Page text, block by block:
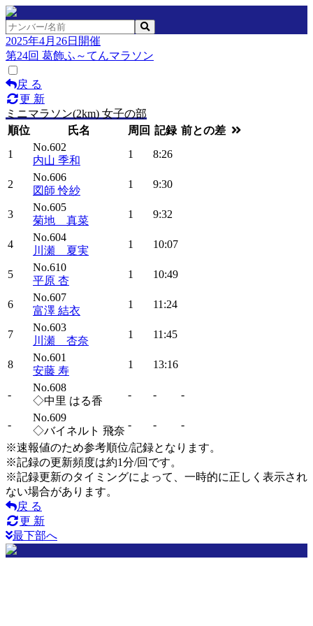
2025年4月26日開催
第24回 葛飾ふ～てんマラソン
戻 る
更 新
ミニマラソン(2km) 女子の部
順位
氏名 周回 記録 前との差
1
No.602
内山 季和
1 8:26
2
No.606
図師 怜紗
1 9:30
3
No.605
菊地 真菜
1 9:32
4
No.604
川瀬 夏実
1 10:07
5
No.610
平原 杏
1 10:49
6
No.607
富澤 結衣
1 11:24
7
No.603
川瀬 杏奈
1 11:45
8
No.601
安藤 寿
1 13:16
-
No.608
◇中里 はる香
- - -
-
No.609
◇バイネルト 飛奈
- -
-
※速報値のため参考順位/記録となります。
※記録の更新頻度は約1分/回です。
※記録更新のタイミングによって、一時的に正しく表示され
ない場合があります。
戻 る
更 新
最下部へ